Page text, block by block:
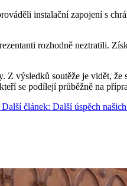
instalační zapojení s
rozhodně neztratili.
výsledků soutěže je vidět,
se podílejí průběžně na
Další článek: Další úspěch